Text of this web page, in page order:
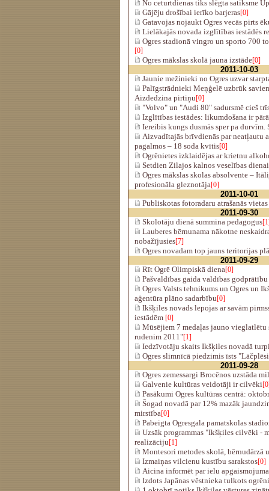
No ceturtdienas tiks slēgta satiksme
Gājēju drošībai ierīko barjeras[0]
Gatavojas nojaukt Ogres vecās pirts
Lielākajās novada izglītības iestādēs
Ogres stadionā vingro un sporto 700
[0]
Ogres mākslas skolā jauna izstāde[0]
2011-10-03
Jaunie mežinieki no Ogres uzvar
Palīgstrādnieki Meņģelē uzbrūk
Aizdedzina pirtiņu[0]
"Volvo" un "Audi 80" sadursmē cieš
Izglītības iestādes: likumdošana ir
Iereibis kungs dusmās sper pa durvīm.
Aizvadītajās brīvdienās par neatļautu
pagalmos – 18 soda kvītis[0]
Ogrēnietes izklaidējas ar krietnu
Setdien Zilajos kalnos veselības
Ogres mākslas skolas absolvente –
profesionāla gleznotāja[0]
2011-10-01
Publiskotas fotoradaru atrašanās
2011-09-30
Skolotāju dienā summina pedagogus
Lauberes bērnunama nākotne
nobažījusies[7]
Ogres novadam top jauns teritorijas
2011-09-29
Rīt Ogrē Olimpiskā diena[0]
Pašvaldības gaida valdības
Ogres Valsts tehnikums un Ogres un
aģentūra plāno sadarbību[0]
Ikšķiles novads lepojas ar savām
iestādēm [0]
Mūsējiem 7 medaļas jauno vieglatlētu
rudenim 2011"[1]
Iedzīvotāju skaits Ikšķiles novadā
Ogres slimnīcā piedzimis īsts
2011-09-28
Ogres zemessargi Brocēnos uzstāda
Galvenie kultūras veidotāji ir cilvēki
Pasākumi Ogres kultūras centrā:
Šogad novadā par 12% mazāk
mirstība[0]
Pabeigta Ogresgala pamatskolas
Uzsāk programmas "Ikšķiles cilvēki -
realizāciju[1]
Montesori metodes skolā, bērnudārzā
Izmaiņas vilcienu kustību sarakstos[0]
Aicina informēt par ielu
Izdots Japānas vēstnieka tulkots